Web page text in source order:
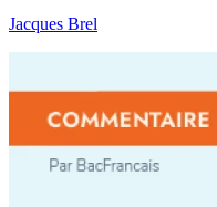
Jacques Brel